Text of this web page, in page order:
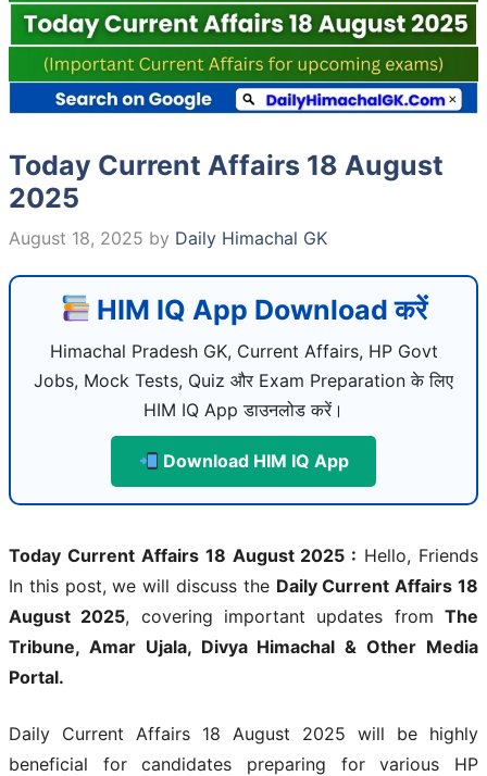
Today Current Affairs 18 August
2025
August 18, 2025 by Daily Himachal GK
HIM IQ App Download करें
Himachal Pradesh GK, Current Affairs, HP Govt
Jobs, Mock Tests, Quiz और Exam Preparation के लिए
HIM IQ App डाउनलोड करें।
Download HIM IQ App
Today Current Affairs 18 August 2025 : Hello, Friends
In this post, we will discuss the Daily Current Affairs 18
August 2025, covering important updates fromThe
Tribune, Amar Ujala, Divya Himachal & Other Media
Portal.
Daily Current Affairs 18 August 2025 will be highly
beneficial for candidates preparing for various HP